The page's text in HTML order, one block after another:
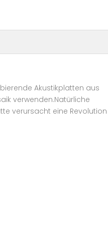
Akustikplatten aus
verwenden.Natürliche
verursacht eine